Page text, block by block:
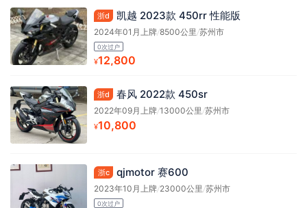
浙d 凯越 2023款 450rr 性能版
2024年01月上牌/8500公里 /苏州市
0次过户
¥12,800
浙d 春风 2022款 450sr
2022年09月上牌/13000公里 /苏州市
¥10,800
浙c qjmotor 赛600
2023年10月上牌/23000公里 /苏州市
0次过户